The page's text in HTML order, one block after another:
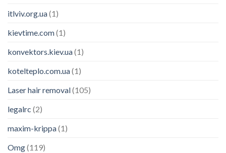
itlviv.org.ua(1)
kievtime.com(1)
konvektors.kiev.ua(1)
kotelteplo.com.ua(1)
Laser hair removal(105)
legalrc (2)
maxim-krippa(1)
Omg(119)